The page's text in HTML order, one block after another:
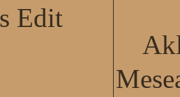
Edit